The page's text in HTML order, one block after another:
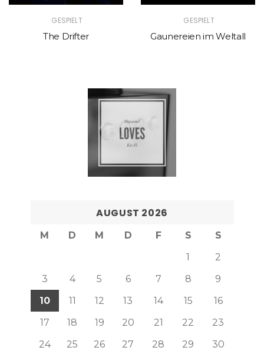
GESPIELT
The Drifter
GESPIELT
Gaunereien im Weltall
AUGUST 2026
M D M D F S
S
1
2
3
4 5 6 7 8
9
10
11 12 13 14 15
16
17
18 19 20 21 22
23
24
25 26 27 28 29
30